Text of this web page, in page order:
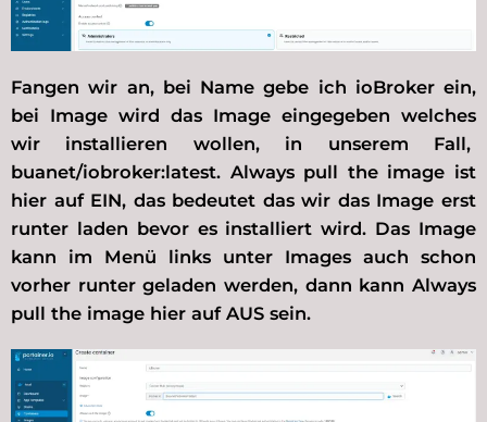
Fangen wir an, bei Name gebe ich ioBroker ein,
bei Image wird das Image eingegeben welches
wir installieren wollen, in unserem Fall,
buanet/iobroker:latest. Always pull the image ist
hier auf EIN, das bedeutet das wir das Image erst
runter laden bevor es installiert wird. Das Image
kann im Menü links unter Images auch schon
vorher runter geladen werden, dann kann Always
pull the image hier auf AUS sein.